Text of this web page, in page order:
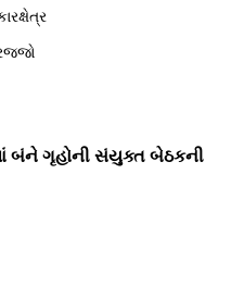
બંને ગૃહોની સંયુક્ત બેઠકની